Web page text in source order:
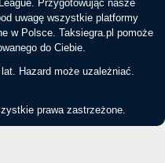
Przygotowując nasze
uwagę wszystkie platformy
w Polsce. Taksiegra.pl pomoże
do Ciebie.
Hazard może uzależniać.
prawa zastrzeżone.